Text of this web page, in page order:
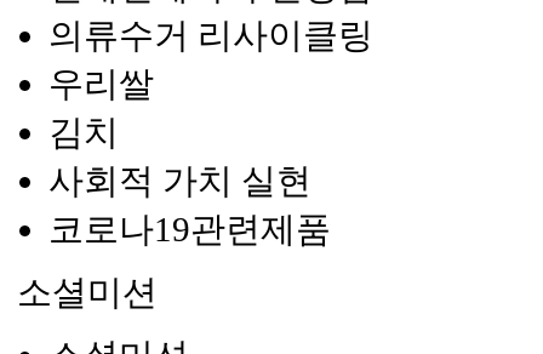
의류수거 리사이클링
우리쌀
김치
사회적 가치 실현
코로나19관련제품
소셜미션